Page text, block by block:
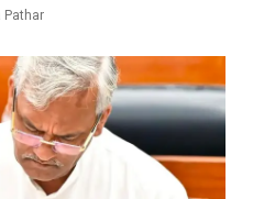
Pathar